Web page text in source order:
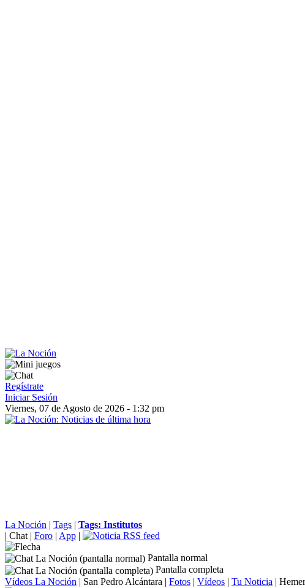
Regístrate
Iniciar Sesión
Viernes, 07 de Agosto de 2026 - 1:32 pm
La Noción | Tags | Tags: Institutos
| Chat | Foro | App |
Pantalla normal
Pantalla completa
Vídeos La Noción | San Pedro Alcántara | Fotos | Vídeos | Tu Noticia |